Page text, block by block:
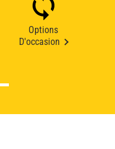
Options
D'occasion